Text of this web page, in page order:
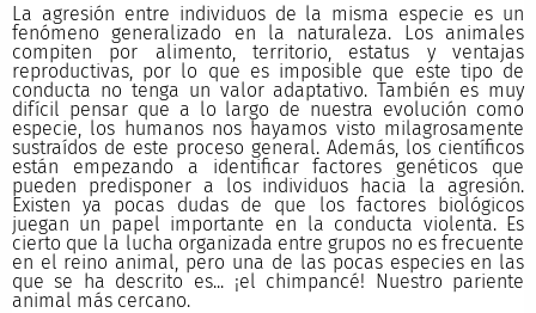
La agresión entre individuos de la misma especie es un
fenómeno generalizado en la naturaleza. Los animales
compiten por alimento, territorio, estatus y ventajas
reproductivas, por lo que es imposible que este tipo de
conducta no tenga un valor adaptativo. También es muy
difícil pensar que a lo largo de nuestra evolución como
especie, los humanos nos hayamos visto milagrosamente
sustraídos de este proceso general. Además, los científicos
están empezando a identificar factores genéticos que
pueden predisponer a los individuos hacia la agresión.
Existen ya pocas dudas de que los factores biológicos
juegan un papel importante en la conducta violenta. Es
cierto que la lucha organizada entre grupos no es frecuente
en el reino animal, pero una de las pocas especies en las
que se ha descrito es... ¡el chimpancé! Nuestro pariente
animal más cercano.